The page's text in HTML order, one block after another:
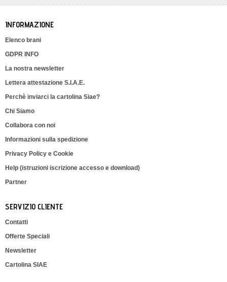
INFORMAZIONE
Elenco brani
GDPR INFO
La nostra newsletter
Lettera attestazione S.I.A.E.
Perchè inviarci la cartolina Siae?
Chi Siamo
Collabora con noi
Informazioni sulla spedizione
Privacy Policy e Cookie
Help (istruzioni iscrizione accesso e download)
Partner
SERVIZIO CLIENTE
Contatti
Offerte Speciali
Newsletter
Cartolina SIAE